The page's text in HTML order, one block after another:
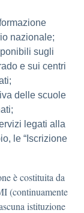
nazionale;
sugli
e sui centri
delle scuole
legati alla
le “Iscrizione
è costituita da
(continuamente
istituzione